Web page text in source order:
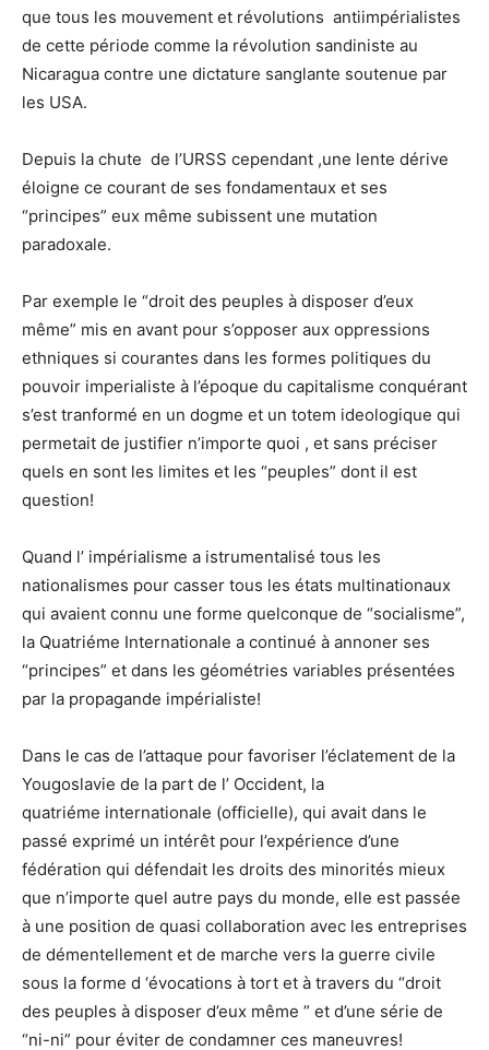
que tous les mouvement et révolutions antiimpérialistes
de cette période comme la révolution sandiniste au
Nicaragua contre une dictature sanglante soutenue par
les USA.
Depuis la chute de l’URSS cependant ,une lente dérive
éloigne ce courant de ses fondamentaux et ses
“principes” eux même subissent une mutation
paradoxale.
Par exemple le “droit des peuples à disposer d’eux
même” mis en avant pour s’opposer aux oppressions
ethniques si courantes dans les formes politiques du
pouvoir imperialiste à l’époque du capitalisme conquérant
s’est tranformé en un dogme et un totem ideologique qui
permetait de justifier n’importe quoi , et sans préciser
quels en sont les limites et les “peuples” dont il est
question!
Quand l’ impérialisme a istrumentalisé tous les
nationalismes pour casser tous les états multinationaux
qui avaient connu une forme quelconque de “socialisme”,
la Quatriéme Internationale a continué à annoner ses
“principes” et dans les géométries variables présentées
par la propagande impérialiste!
Dans le cas de l’attaque pour favoriser l’éclatement de la
Yougoslavie de la part de l’ Occident, la
quatriéme internationale (officielle), qui avait dans le
passé exprimé un intérêt pour l’expérience d’une
fédération qui défendait les droits des minorités mieux
que n’importe quel autre pays du monde, elle est passée
à une position de quasi collaboration avec les entreprises
de démentellement et de marche vers la guerre civile
sous la forme d ‘évocations à tort et à travers du “droit
des peuples à disposer d’eux même ” et d’une série de
“ni-ni” pour éviter de condamner ces maneuvres!